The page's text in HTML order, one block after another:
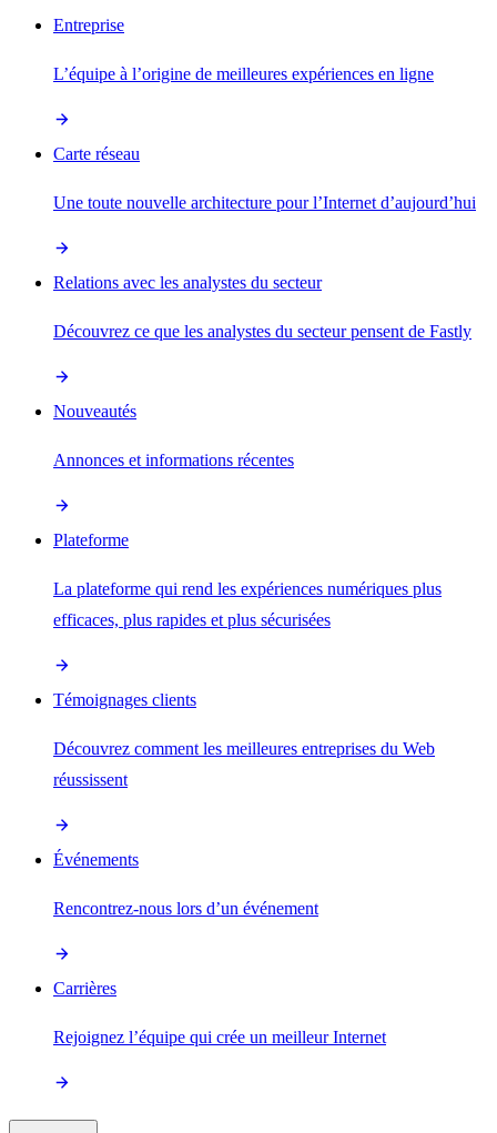
Entreprise
L’équipe à l’origine de meilleures expériences en ligne
Carte réseau
Une toute nouvelle architecture pour l’Internet d’aujourd’hui
Relations avec les analystes du secteur
Découvrez ce que les analystes du secteur pensent de Fastly
Nouveautés
Annonces et informations récentes
Plateforme
La plateforme qui rend les expériences numériques plus
efficaces, plus rapides et plus sécurisées
Témoignages clients
Découvrez comment les meilleures entreprises du Web
réussissent
Événements
Rencontrez-nous lors d’un événement
Carrières
Rejoignez l’équipe qui crée un meilleur Internet